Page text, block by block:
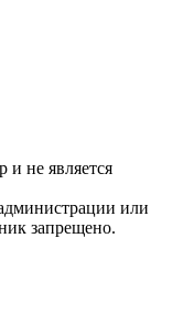
не является
или
запрещено.